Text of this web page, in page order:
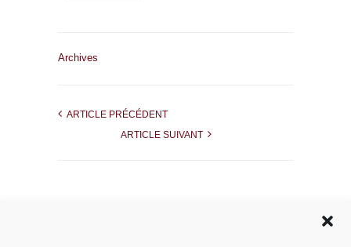
Archives
ARTICLE PRÉCÉDENT
ARTICLE SUIVANT